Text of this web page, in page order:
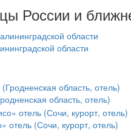
России и
области
область, отель)
отель (Сочи, курорт, отель)